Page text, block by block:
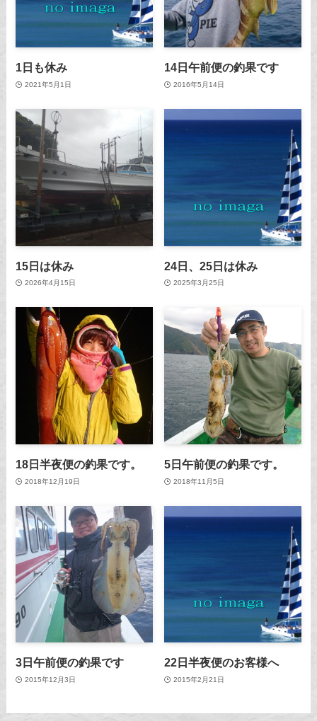
1日も休み
2021年5月1日
14日午前便の釣果です
2016年5月14日
15日は休み
2026年4月15日
24日、25日は休み
2025年3月25日
18日半夜便の釣果です。
2018年12月19日
5日午前便の釣果です。
2018年11月5日
3日午前便の釣果です
2015年12月3日
22日半夜便のお客様へ
2015年2月21日